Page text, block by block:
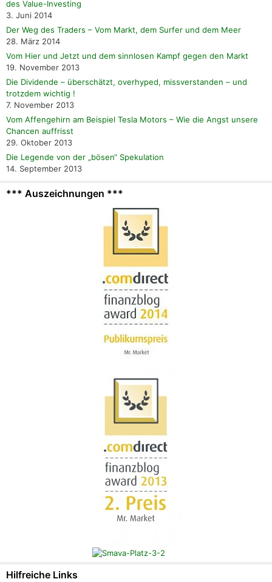
des Value-Investing
3. Juni 2014
Der Weg des Traders – Vom Markt, dem Surfer und dem Meer
28. März 2014
Vom Hier und Jetzt und dem sinnlosen Kampf gegen den Markt
19. November 2013
Die Dividende – überschätzt, overhyped, missverstanden – und
trotzdem wichtig !
7. November 2013
Vom Affengehirn am Beispiel Tesla Motors – Wie die Angst unsere
Chancen auffrisst
29. Oktober 2013
Die Legende von der „bösen“ Spekulation
14. September 2013
*** Auszeichnungen ***
Hilfreiche Links